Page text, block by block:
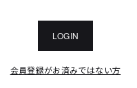
LOGIN
会員登録がお済みではない方